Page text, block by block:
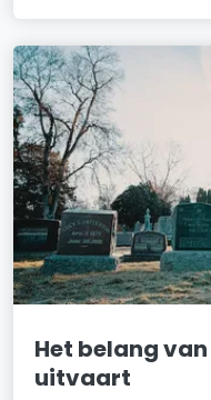
Het belang
uitvaart